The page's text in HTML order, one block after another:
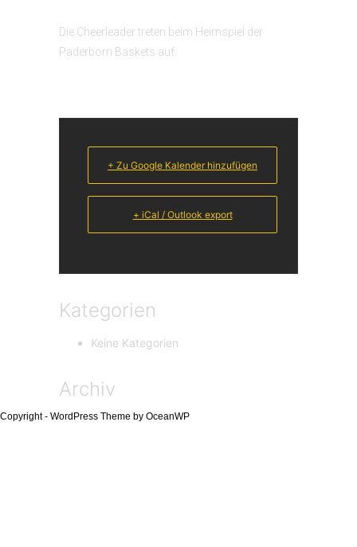
Die Cheerleader treten beim Heimspiel der
Paderborn Baskets auf.
+ Zu Google Kalender hinzufügen
+ iCal / Outlook export
Kategorien
Keine Kategorien
Archiv
Copyright - WordPress Theme by OceanWP